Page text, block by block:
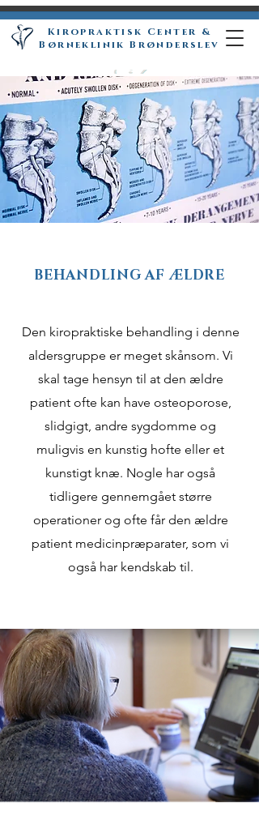
.
Kiropraktisk Center &
Børneklinik Brønderslev
.
BEHANDLING AF ÆLDRE
Den kiropraktiske behandling i denne
aldersgruppe er meget skånsom. Vi
skal tage hensyn til at den ældre
patient ofte kan have osteoporose,
slidgigt, andre sygdomme og
muligvis en kunstig hofte eller et
kunstigt knæ. Nogle har også
tidligere gennemgået større
operationer og ofte får den ældre
patient medicinpræparater, som vi
også har kendskab til.